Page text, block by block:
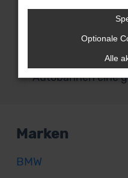
Preis sprechen.
Freiburg eignet
perfekt und macht
Fahrten über
Autobahnen eine
Marken
BMW
Optionale
Alle